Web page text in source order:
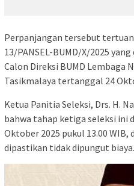
Perpanjangan tersebut
13/PANSEL-BUMD/X/2025
Calon Direksi BUMD Lembaga
Tasikmalaya tertanggal 24
Ketua Panitia Seleksi, Drs. H.
bahwa tahap ketiga seleksi ini
Oktober 2025 pukul 13.00 WIB,
dipastikan tidak dipungut biaya.